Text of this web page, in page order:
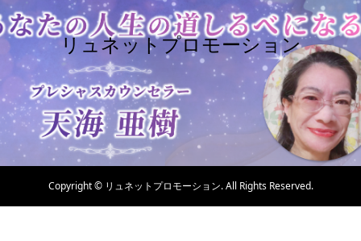
リュネットプロモーション
Copyright ©リュネットプロモーション. All Rights Reserved.